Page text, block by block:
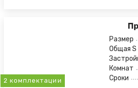
2 комплектации
Размер
Общая S
Комнат
Сроки